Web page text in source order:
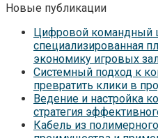
Новые публикации
Цифровой командный
специализированная
экономику игровых
Системный подход к
превратить клики в
Ведение и настройка
стратегия
Кабель из